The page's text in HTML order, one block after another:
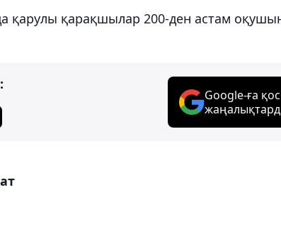
қарулы қарақшылар 200-ден астам
Google-ға